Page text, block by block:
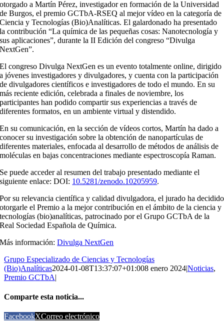
otorgado aMartín Pérez, investigador en formación de la Universidad
de Burgos, el premio GCTbA-RSEQ al mejor vídeo en la categoría de
Ciencia y Tecnologías (Bio)Analíticas. El galardonado ha presentado
la contribución “La química de las pequeñas cosas: Nanotecnología y
sus aplicaciones”, durante la II Edición del congreso “Divulga
NextGen”.
El congreso Divulga NextGen es un evento totalmente online, dirigido
a jóvenes investigadores y divulgadores, y cuenta con la participación
de divulgadores científicos e investigadores de todo el mundo. En su
más reciente edición, celebrada a finales de noviembre, los
participantes han podido compartir sus experiencias a través de
diferentes formatos, en un ambiente virtual y distendido.
En su comunicación, en la sección de vídeos cortos, Martín ha dado a
conocer su investigación sobre la obtención de nanopartículas de
diferentes materiales, enfocada al desarrollo de métodos de análisis de
moléculas en bajas concentraciones mediante espectroscopía Raman.
Se puede acceder al resumen del trabajo presentado mediante el
siguiente enlace: DOI: 10.5281/zenodo.10205959.
Por su relevancia científica y calidad divulgadora, el jurado ha decidido
otorgarle el Premio a la mejor contribución en el ámbito de la ciencia y
tecnologías (bio)analíticas, patrocinado por el Grupo GCTbA de la
Real Sociedad Española de Química.
Más información:DivulgaNextGen
Grupo Especializado de Ciencias y Tecnologías
(Bio)Analíticas2024-01-08T13:37:07+01:008 enero 2024|Noticias,
Premio GCTbA|
Comparte esta noticia...
FacebookXCorreo electrónico